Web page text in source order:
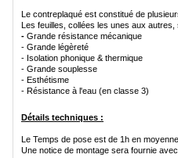
Le contreplaqué est constitué de
Les feuilles, collées les unes aux
- Grande résistance mécanique
- Grande légèreté
- Isolation phonique & thermique
- Grande souplesse
- Esthétisme
- Résistance à l'eau (en classe 3)
Détails techniques :
Le Temps de pose est de 1h en moyenne.
Une notice de montage sera fournie avec